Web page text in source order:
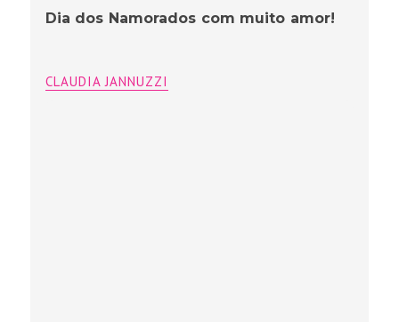
Dia dos Namorados com muito amor!
CLAUDIA JANNUZZI